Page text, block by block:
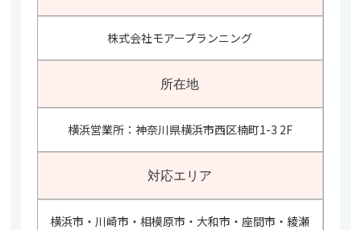
株式会社モアープランニング
所在地
横浜営業所：神奈川県横浜市西区楠町1-3 2F
対応エリア
横浜市・川崎市・相模原市・大和市・座間市・綾瀬